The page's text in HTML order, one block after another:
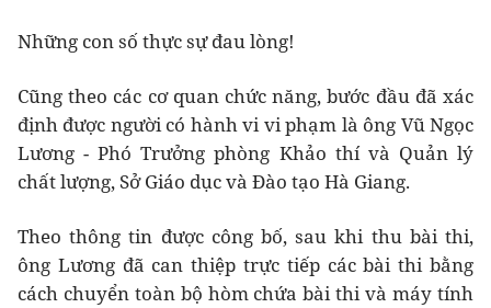
Những con số thực sự đau lòng!
Cũng theo các cơ quan chức năng, bước đầu đã xác
định được người có hành vi vi phạm là ông Vũ Ngọc
Lương - Phó Trưởng phòng Khảo thí và Quản lý
chất lượng, Sở Giáo dục và Đào tạo Hà Giang.
Theo thông tin được công bố, sau khi thu bài thi,
ông Lương đã can thiệp trực tiếp các bài thi bằng
cách chuyển toàn bộ hòm chứa bài thi và máy tính